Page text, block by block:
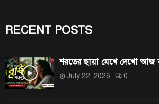
r
:
RECENT POSTS
শরতের ছায়া মেখে দেখো আজ
July 22, 2026 0